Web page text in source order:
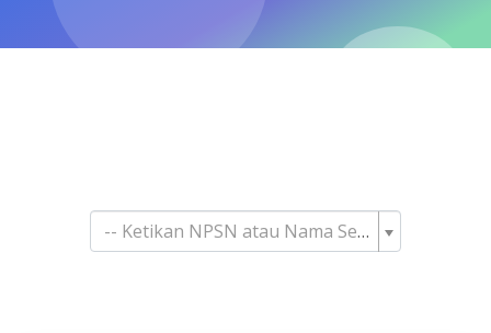
-- Ketikan NPSN atau Nama Sekolah--